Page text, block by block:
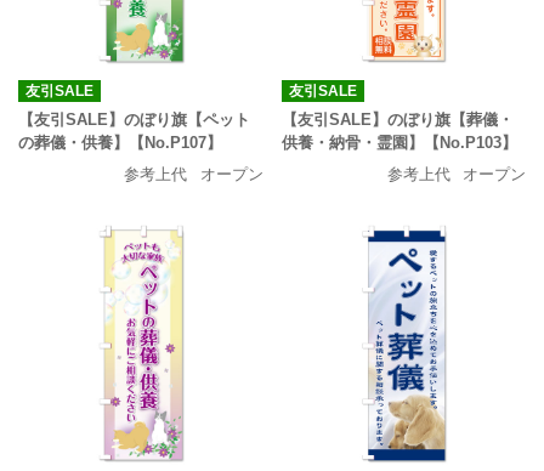
友引SALE
【友引SALE】のぼり旗【ペット
の葬儀・供養】【No.P107】
参考上代
オープン
友引SALE
【友引SALE】のぼり旗【葬儀・
供養・納骨・霊園】【No.P103】
参考上代
オープン